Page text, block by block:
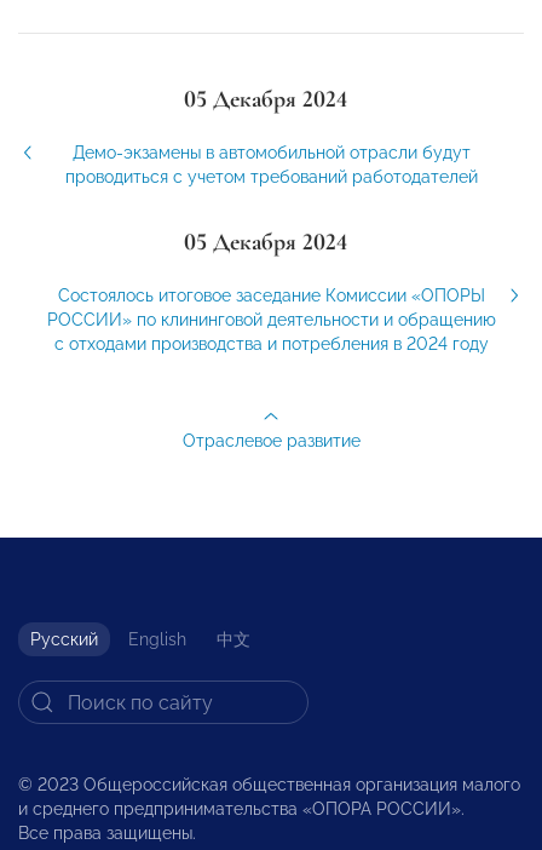
05 Декабря 2024
Демо-экзамены в автомобильной отрасли будут
проводиться с учетом требований работодателей
05 Декабря 2024
Состоялось итоговое заседание Комиссии «ОПОРЫ
РОССИИ» по клининговой деятельности и обращению
с отходами производства и потребления в 2024 году
Отраслевое развитие
Русский English 中文
© 2023 Общероссийская общественная организация малого
и среднего предпринимательства «ОПОРА РОССИИ».
Все права защищены.